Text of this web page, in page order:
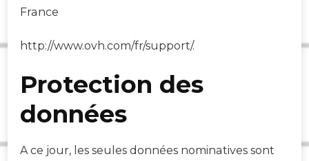
France
http://www.ovh.com/fr/support/.
Protection des
données
A ce jour, les seules données nominatives sont